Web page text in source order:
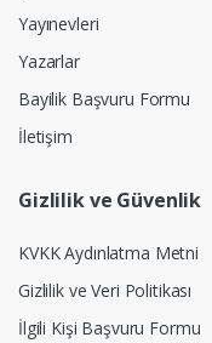
Yayınevleri
Yazarlar
Bayilik Başvuru Formu
İletişim
Gizlilik ve Güvenlik
KVKK Aydınlatma Metni
Gizlilik ve Veri Politikası
İlgili Kişi Başvuru Formu